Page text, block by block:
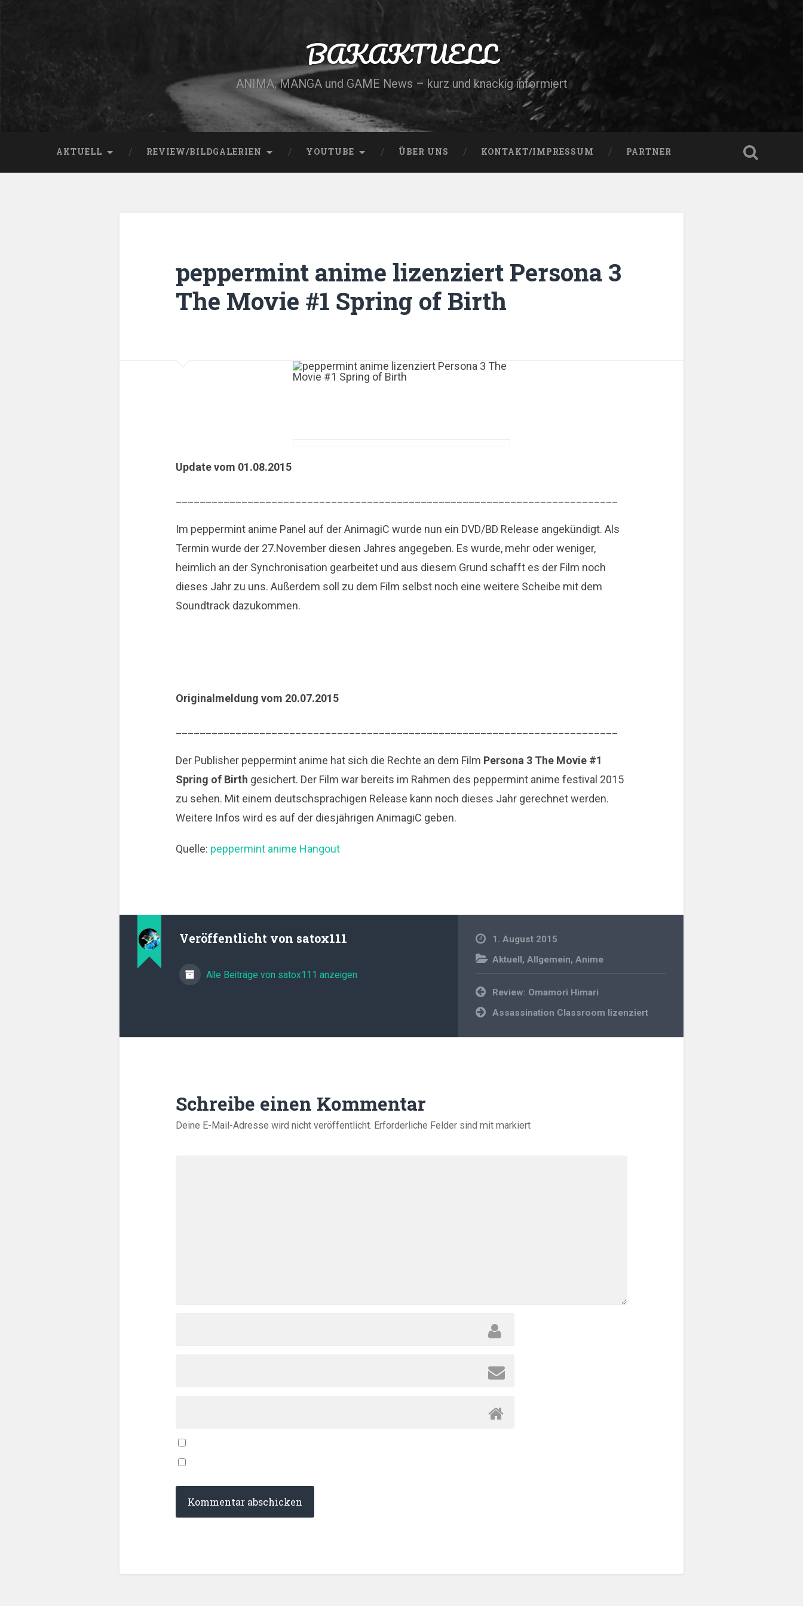
BAKAKTUELL
ANIMA, MANGA und GAME News – kurz und knackig informiert
AKTUELL REVIEW/BILDGALERIEN YOUTUBE ÜBER UNS KONTAKT/IMPRESSUM PARTNER
peppermint anime lizenziert Persona 3
The Movie #1 Spring of Birth
Update vom 01.08.2015
Im peppermint anime Panel auf der AnimagiC wurde nun ein DVD/BD Release angekündigt. Als
Termin wurde der 27.November diesen Jahres angegeben. Es wurde, mehr oder weniger,
heimlich an der Synchronisation gearbeitet und aus diesem Grund schafft es der Film noch
dieses Jahr zu uns. Außerdem soll zu dem Film selbst noch eine weitere Scheibe mit dem
Soundtrack dazukommen.
Originalmeldung vom 20.07.2015
Der Publisher peppermint anime hat sich die Rechte an dem Film Persona 3 The Movie #1
Spring of Birth gesichert. Der Film war bereits im Rahmen des peppermint anime festival 2015
zu sehen. Mit einem deutschsprachigen Release kann noch dieses Jahr gerechnet werden.
Weitere Infos wird es auf der diesjährigen AnimagiC geben.
Quelle: peppermint anime Hangout
Veröffentlicht von satox111
Alle Beiträge von satox111 anzeigen
1. August 2015
Aktuell,Allgemein,Anime
Beitragsnavigation
Review: Omamori Himari
Assassination Classroom lizenziert
Schreibe einen Kommentar
Deine E-Mail-Adresse wird nicht veröffentlicht. Erforderliche Felder sind mitmarkiert